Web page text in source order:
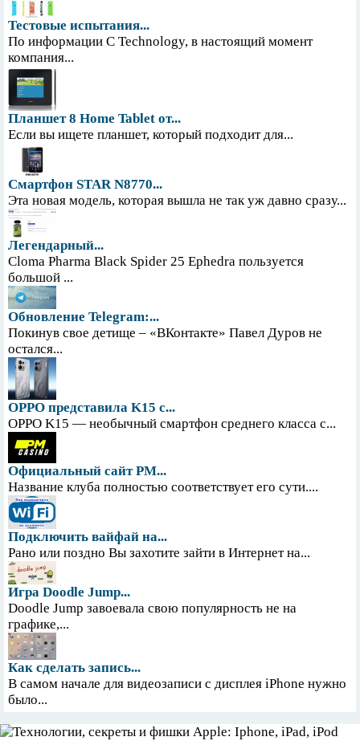
Тестовые испытания...
По информации С Technology, в настоящий момент
компания...
Планшет 8 Home Tablet от...
Если вы ищете планшет, который подходит для...
Смартфон STAR N8770...
Эта новая модель, которая вышла не так уж давно сразу...
Легендарный...
Cloma Pharma Black Spider 25 Ephedra пользуется
большой ...
Обновление Telegram:...
Покинув свое детище – «ВКонтакте» Павел Дуров не
остался...
OPPO представила K15 с...
OPPO K15 — необычный смартфон среднего класса с...
Официальный сайт PM...
Название клуба полностью соответствует его сути....
Подключить вайфай на...
Рано или поздно Вы захотите зайти в Интернет на...
Игра Doodle Jump...
Doodle Jump завоевала свою популярность не на
графике,...
Как сделать запись...
В самом начале для видеозаписи с дисплея iPhone нужно
было...